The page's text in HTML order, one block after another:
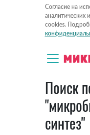
Согласие на
аналитических
cookies.
Поиск
синтез"